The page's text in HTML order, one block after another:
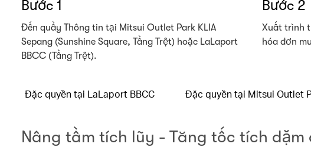
Bước 1
Đến quầy Thông tin tại Mitsui Outlet Park KLIA
Sepang (Sunshine Square, Tầng Trệt) hoặc LaLaport
BBCC (Tầng Trệt).
Bước 2
Xuất trình
hóa đơn
Đặc quyền tại LaLaport BBCC Đặc quyền tại Mitsui Outlet
Nâng tầm tích lũy - Tăng tốc tích